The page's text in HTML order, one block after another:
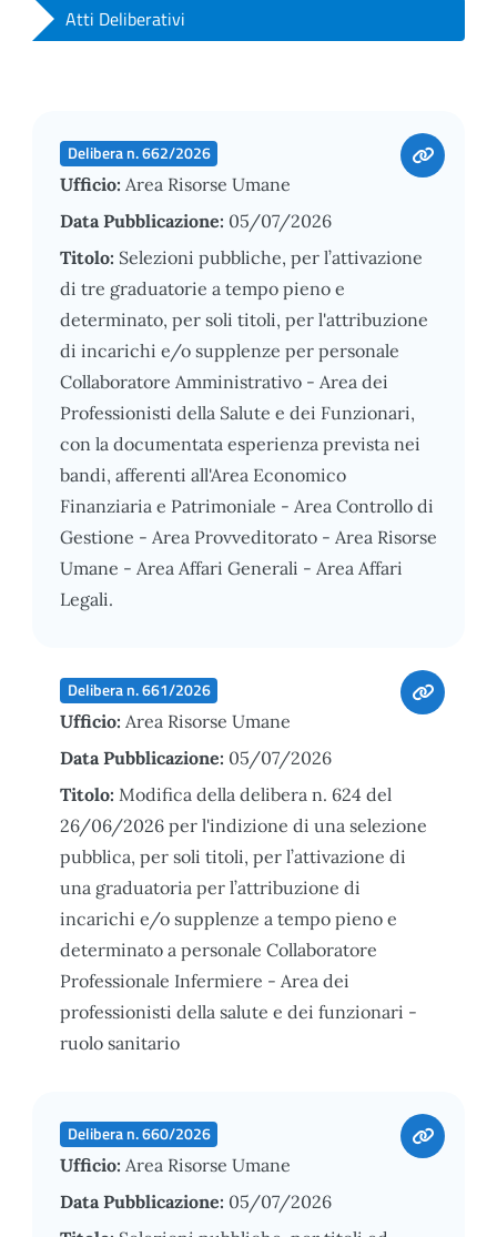
Atti Deliberativi
Delibera n. 662/2026
Ufficio: Area Risorse Umane
Data Pubblicazione: 05/07/2026
Titolo: Selezioni pubbliche, per l’attivazione
di tre graduatorie a tempo pieno e
determinato, per soli titoli, per l'attribuzione
di incarichi e/o supplenze per personale
Collaboratore Amministrativo - Area dei
Professionisti della Salute e dei Funzionari,
con la documentata esperienza prevista nei
bandi, afferenti all'Area Economico
Finanziaria e Patrimoniale - Area Controllo di
Gestione - Area Provveditorato - Area Risorse
Umane - Area Affari Generali - Area Affari
Legali.
Delibera n. 661/2026
Ufficio: Area Risorse Umane
Data Pubblicazione: 05/07/2026
Titolo: Modifica della delibera n. 624 del
26/06/2026 per l'indizione di una selezione
pubblica, per soli titoli, per l’attivazione di
una graduatoria per l’attribuzione di
incarichi e/o supplenze a tempo pieno e
determinato a personale Collaboratore
Professionale Infermiere - Area dei
professionisti della salute e dei funzionari -
ruolo sanitario
Delibera n. 660/2026
Ufficio: Area Risorse Umane
Data Pubblicazione: 05/07/2026